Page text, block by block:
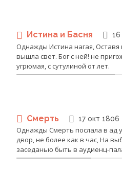
Истина и Басня 16
Однажды Истина нагая, Оставя
вышла свет. Бог с ней! не
угрюмая, с сутулиной от лет.
Смерть 17 окт 1806
Однажды Смерть послала в ад
двор, не более как в час, На
заседанью быть в аудиенц-